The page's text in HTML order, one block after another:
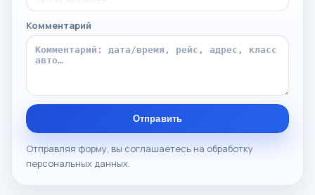
Комментарий
Отправить
Отправляя форму, вы соглашаетесь на обработку
персональных данных.